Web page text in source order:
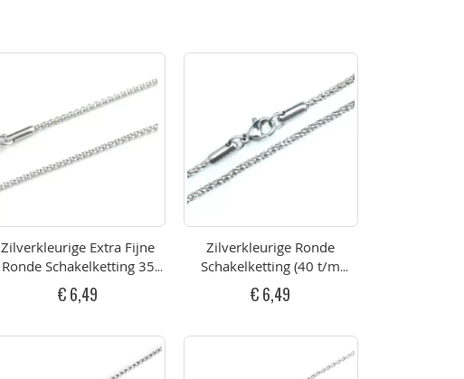
Zilverkleurige Extra Fijne
Ronde Schakelketting 35
t/m 90cm RVS
€ 6,49
Zilverkleurige Ronde
Schakelketting (40 t/m
80cm) RVS
€ 6,49